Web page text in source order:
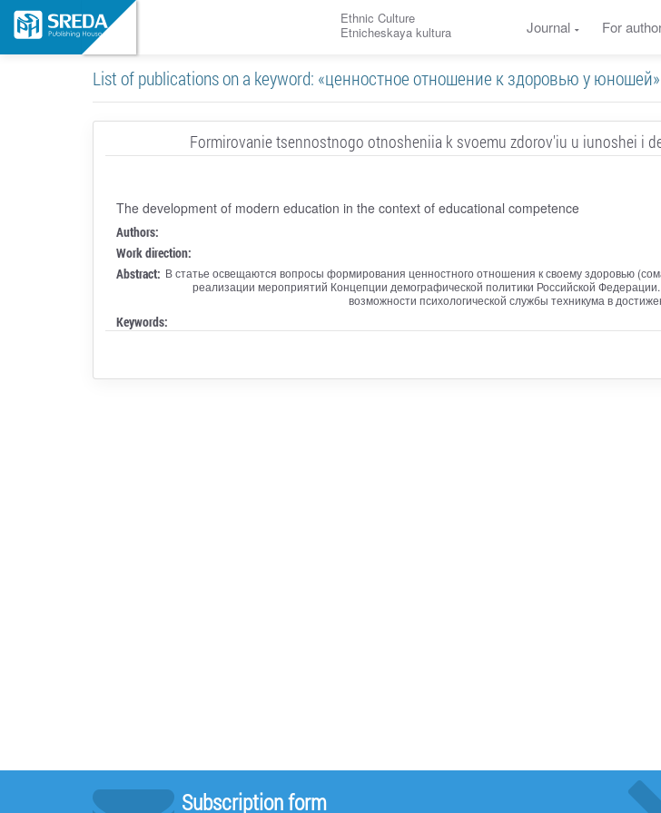
Ethnic Culture
Etnicheskaya kultura
Journal For
List of publications on a keyword: «ценностное отношение к здоровью у юношей»
Formirovanie tsennostnogo otnosheniia k svoemu zdorov'iu u iunoshei i
The development of modern education in the context of educational competence
Authors:
Work direction:
Abstract: В статье освещаются вопросы формирования ценностного отношения к своему здоровью
реализации мероприятий Концепции демографической политики Российской
возможности психологической службы техникума в
Keywords:
Subscription form